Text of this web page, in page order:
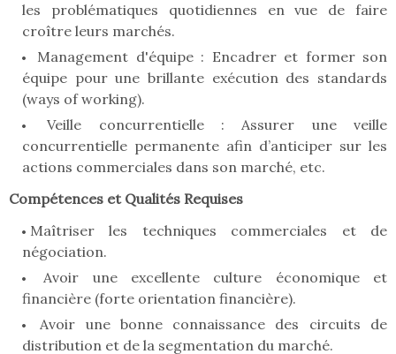
les problématiques quotidiennes en vue de faire
croître leurs marchés.
Management d'équipe : Encadrer et former son
équipe pour une brillante exécution des standards
(ways of working).
Veille concurrentielle : Assurer une veille
concurrentielle permanente afin d’anticiper sur les
actions commerciales dans son marché, etc.
Compétences et Qualités Requises
Maîtriser les techniques commerciales et de
négociation.
Avoir une excellente culture économique et
financière (forte orientation financière).
Avoir une bonne connaissance des circuits de
distribution et de la segmentation du marché.